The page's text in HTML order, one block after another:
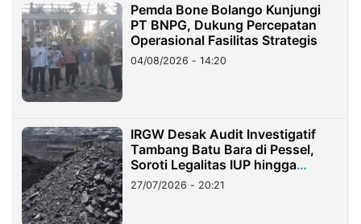
Pemda Bone Bolango Kunjungi
PT BNPG, Dukung Percepatan
Operasional Fasilitas Strategis
04/08/2026 - 14:20
IRGW Desak Audit Investigatif
Tambang Batu Bara di Pessel,
Soroti Legalitas IUP hingga
Stockpile
27/07/2026 - 20:21